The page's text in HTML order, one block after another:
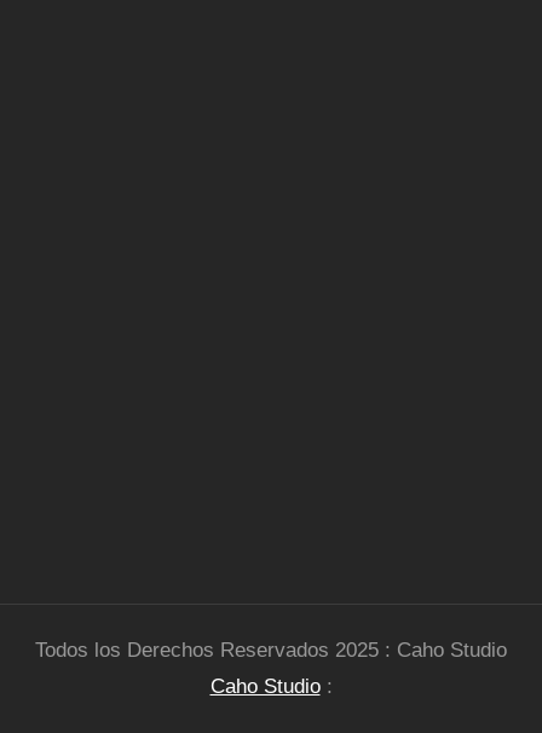
Todos los Derechos Reservados 2025 : Caho Studio
Caho Studio: